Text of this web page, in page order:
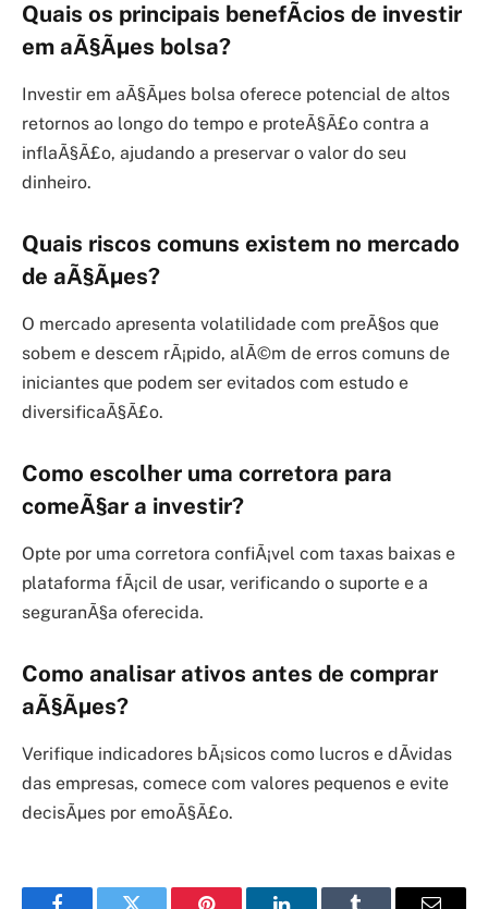
Quais os principais benefÃ­cios de investir
em aÃ§Ãµes bolsa?
Investir em aÃ§Ãµes bolsa oferece potencial de altos
retornos ao longo do tempo e proteÃ§Ã£o contra a
inflaÃ§Ã£o, ajudando a preservar o valor do seu
dinheiro.
Quais riscos comuns existem no mercado
de aÃ§Ãµes?
O mercado apresenta volatilidade com preÃ§os que
sobem e descem rÃ¡pido, alÃ©m de erros comuns de
iniciantes que podem ser evitados com estudo e
diversificaÃ§Ã£o.
Como escolher uma corretora para
comeÃ§ar a investir?
Opte por uma corretora confiÃ¡vel com taxas baixas e
plataforma fÃ¡cil de usar, verificando o suporte e a
seguranÃ§a oferecida.
Como analisar ativos antes de comprar
aÃ§Ãµes?
Verifique indicadores bÃ¡sicos como lucros e dÃ­vidas
das empresas, comece com valores pequenos e evite
decisÃµes por emoÃ§Ã£o.